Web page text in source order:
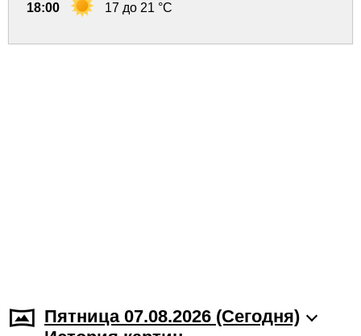
18:00 17 до 21 °C
Пятница 07.08.2026 (Cегодня)